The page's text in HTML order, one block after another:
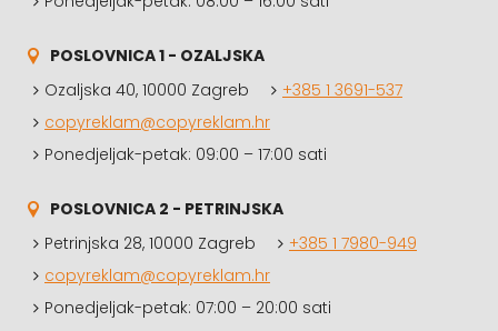
POSLOVNICA 1 - OZALJSKA
Ozaljska 40, 10000 Zagreb
+385 1 3691-537
copyreklam@copyreklam.hr
Ponedjeljak-petak: 09:00 – 17:00 sati
POSLOVNICA 2 - PETRINJSKA
Petrinjska 28, 10000 Zagreb
+385 1 7980-949
copyreklam@copyreklam.hr
Ponedjeljak-petak: 07:00 – 20:00 sati